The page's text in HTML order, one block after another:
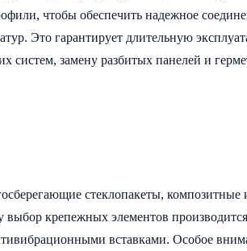
чтобы обеспечить надежное
Это гарантирует длительную
замену разбитых панелей и
стеклопакеты,
крепежных элементов
вставками. Особое